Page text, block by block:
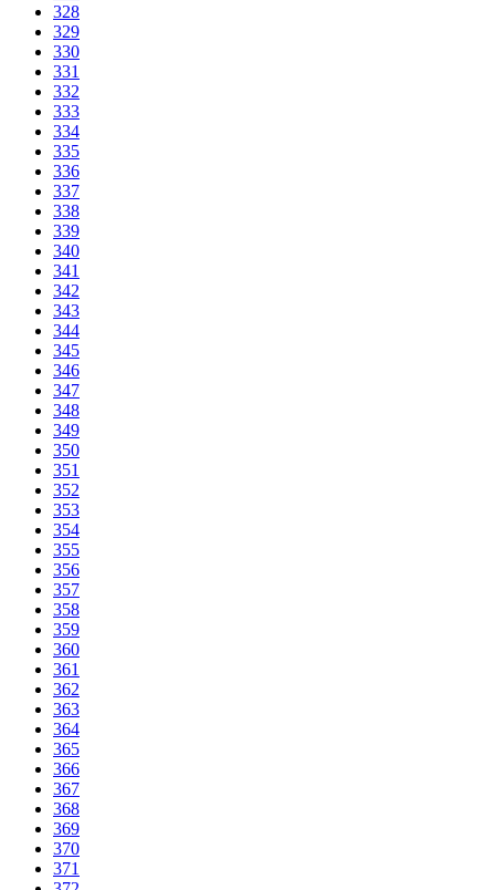
328
329
330
331
332
333
334
335
336
337
338
339
340
341
342
343
344
345
346
347
348
349
350
351
352
353
354
355
356
357
358
359
360
361
362
363
364
365
366
367
368
369
370
371